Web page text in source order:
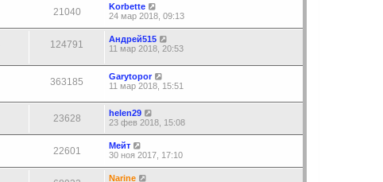
21040
Korbette
24 мар 2018, 09:13
124791
Андрей515
11 мар 2018, 20:53
363185
Garytopor
11 мар 2018, 15:51
23628
helen29
23 фев 2018, 15:08
22601
Мейт
30 ноя 2017, 17:10
Narine